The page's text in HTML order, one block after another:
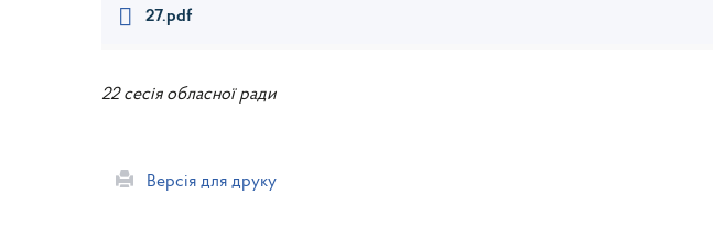
27.pdf
22 сесія обласної ради
Версія для друку